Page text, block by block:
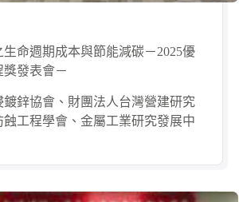
命週期成本與節能減碳－2025優
獎發表會－
鍍鋅協會、財團法人台灣營建研究
蝕工程學會、金屬工業研究發展中